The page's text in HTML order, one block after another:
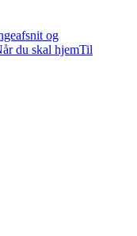
og
du skal hjemTil